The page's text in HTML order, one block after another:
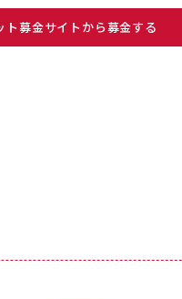
ト募金サイトから募金する